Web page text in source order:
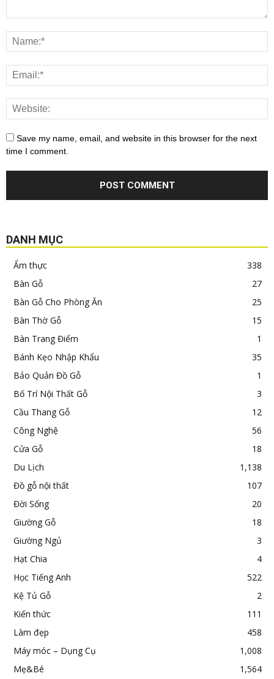
Save my name, email, and website in this browser for the next
time I comment.
DANH MỤC
Ẩm thực
338
Bàn Gỗ
27
Bàn Gỗ Cho Phòng Ăn
25
Bàn Thờ Gỗ
15
Bàn Trang Điểm
1
Bánh Kẹo Nhập Khẩu
35
Bảo Quản Đồ Gỗ
1
Bố Trí Nội Thất Gỗ
3
Cầu Thang Gỗ
12
Công Nghệ
56
Cửa Gỗ
18
Du Lịch
1,138
Đồ gỗ nội thất
107
Đời Sống
20
Giường Gỗ
18
Giường Ngủ
3
Hạt Chia
4
Học Tiếng Anh
522
Kệ Tủ Gỗ
2
Kiến thức
111
Làm đẹp
458
Máy móc – Dụng Cụ
1,008
Mẹ&Bé
1,564